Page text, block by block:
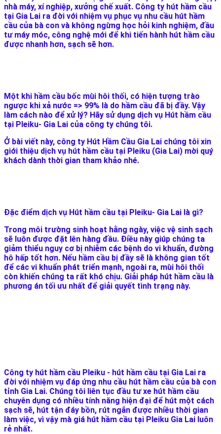
nhà máy, xí nghiệp, xưởng chế xuất. Công ty hút hầm cầu
tại Gia Lai ra đời với nhiệm vụ phục vụ nhu cầu hút hầm
cầu của bà con và không ngừng học hỏi kinh nghiệm, đầu
tư máy móc, công nghệ mới để khi tiến hành hút hầm cầu
được nhanh hơn, sạch sẽ hơn.
Một khi hầm cầu bốc mùi hôi thối, có hiện tượng trào
ngược khi xả nước => 99% là do hầm cầu đã bị đầy. Vậy
làm cách nào để xử lý? Hãy sử dụng dịch vụ Hút hầm cầu
tại Pleiku- Gia Lai của công ty chúng tôi.
Ở bài viết này, công ty Hút Hầm Cầu Gia Lai chúng tôi xin
giới thiệu dịch vụ hút hầm cầu tại Pleiku (Gia Lai) mời quý
khách dành thời gian tham khảo nhé.
Đặc điểm dịch vụ Hút hầm cầu tại Pleiku- Gia Lai là gì?
Trong môi trường sinh hoạt hằng ngày, việc vệ sinh sạch
sẽ luôn được đặt lên hàng đầu. Điều này giúp chúng ta
giảm thiểu nguy cơ bị nhiễm các bệnh do vi khuẩn, đường
hô hấp tốt hơn. Nếu hầm cầu bị đầy sẽ là không gian tốt
để các vi khuẩn phát triển mạnh, ngoài ra, mùi hôi thối
còn khiến chúng ta rất khó chịu. Giải pháp hút hầm cầu là
phương án tối ưu nhất để giải quyết tình trạng này.
Công ty hút hầm cầu Pleiku - hút hầm cầu tại Gia Lai ra
đời với nhiệm vụ đáp ứng nhu cầu hút hầm cầu của bà con
tỉnh Gia Lai. Chúng tôi liên tục đầu tư xe hút hầm cầu
chuyên dụng có nhiều tính năng hiện đại để hút một cách
sạch sẽ, hút tận đáy bồn, rút ngắn được nhiều thời gian
làm việc, vì vậy mà giá hút hầm cầu tại Pleiku Gia Lai luôn
rẻ nhất.